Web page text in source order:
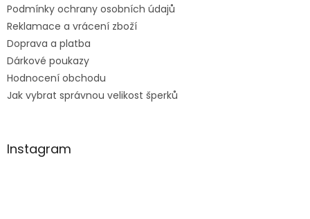
Podmínky ochrany osobních údajů
Reklamace a vrácení zboží
Doprava a platba
Dárkové poukazy
Hodnocení obchodu
Jak vybrat správnou velikost šperků
Instagram